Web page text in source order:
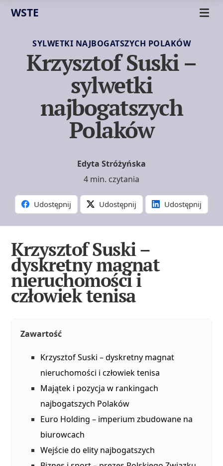
WSTE
SYLWETKI NAJBOGATSZYCH POLAKÓW
Krzysztof Suski –
sylwetki
najbogatszych
Polaków
Edyta Stróżyńska
4 min. czytania
Udostępnij Udostępnij Udostępnij
Krzysztof Suski –
dyskretny magnat
nieruchomości i
człowiek tenisa
Zawartość
Krzysztof Suski – dyskretny magnat
nieruchomości i człowiek tenisa
Majątek i pozycja w rankingach
najbogatszych Polaków
Euro Holding – imperium zbudowane na
biurowcach
Wejście do elity najbogatszych